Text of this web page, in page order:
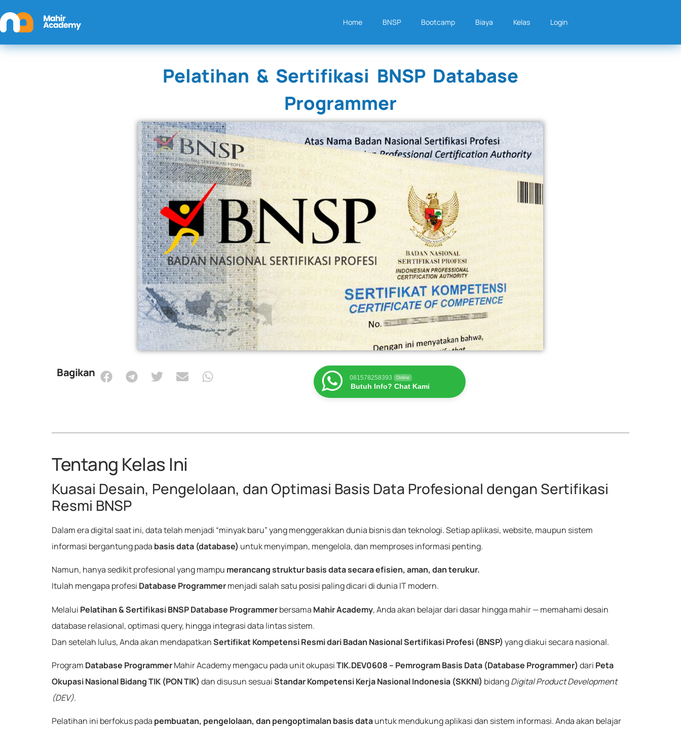
Home BNSP Bootcamp Biaya Kelas Login
Pelatihan & Sertifikasi BNSP Database
Programmer
Bagikan 081578258393 Online
Butuh Info? Chat Kami
Tentang Kelas Ini
Kuasai Desain, Pengelolaan, dan Optimasi Basis Data Profesional dengan Sertifikasi
Resmi BNSP
Dalam era digital saat ini, data telah menjadi “minyak baru” yang menggerakkan dunia bisnis dan teknologi. Setiap aplikasi, website, maupun sistem
informasi bergantung pada basis data (database) untuk menyimpan, mengelola, dan memproses informasi penting.
Namun, hanya sedikit profesional yang mampu merancang struktur basis data secara efisien, aman, dan terukur.
Itulah mengapa profesi Database Programmermenjadi salah satu posisi paling dicari di dunia IT modern.
Melalui Pelatihan & Sertifikasi BNSP Database Programmerbersama Mahir Academy, Anda akan belajar dari dasar hingga mahir — memahami desain
database relasional, optimasi query, hingga integrasi data lintas sistem.
Dan setelah lulus, Anda akan mendapatkanSertifikat Kompetensi Resmi dari Badan Nasional Sertifikasi Profesi (BNSP) yang diakui secara nasional.
Program Database ProgrammerMahir Academy mengacu pada unit okupasiTIK.DEV0608 – Pemrogram Basis Data (Database Programmer) dari Peta
Okupasi Nasional Bidang TIK (PON TIK) dan disusun sesuaiStandar Kompetensi Kerja Nasional Indonesia (SKKNI) bidangDigital Product Development
(DEV).
Pelatihan ini berfokus pada pembuatan, pengelolaan, dan pengoptimalan basis datauntuk mendukung aplikasi dan sistem informasi. Anda akan belajar